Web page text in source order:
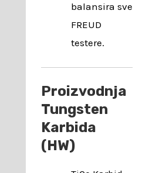
balansira sve
FREUD
testere.
Proizvodnja
Tungsten
Karbida
(HW)